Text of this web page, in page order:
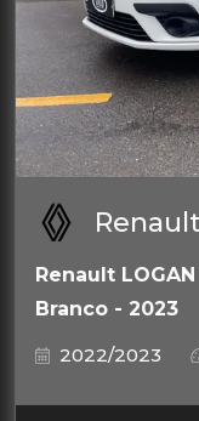
Renault
Renault
Branco - 2023
2022/2023